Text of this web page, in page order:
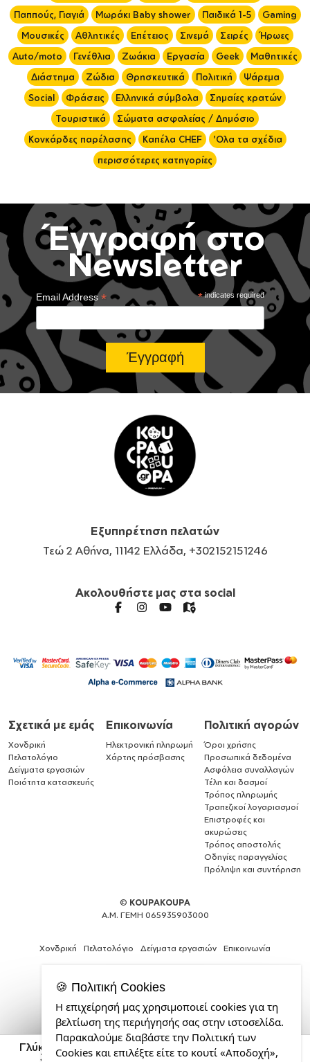
Γλύκανε λίγο, Κούπα Ανοξείδωτη διπλού τοιχώματος
300ml με καπάκι διατήρησης θερμοκρασίας
Παππούς, Γιαγιά
Μωράκι Baby shower Παιδικά 1-5
Gaming
Μουσικές
Αθλητικές Επέτειος Σινεμά Σειρές
Ήρωες
Auto/moto
Γενέθλια Ζωάκια Εργασία Geek
Μαθητικές
Διάστημα
Ζώδια Θρησκευτικά Πολιτική
Ψάρεμα
Social
Φράσεις Ελληνικά σύμβολα
Σημαίες κρατών
Τουριστικά
Σώματα ασφαλείας / Δημόσιο
Κονκάρδες παρέλασης
Καπέλα CHEF
'Ολα τα σχέδια
περισσότερες κατηγορίες
Έγγραφή στο
Newsletter
*indicates required
Email Address*
Εξυπηρέτηση πελατών
Τεώ 2 Αθήνα, 11142 Ελλάδα, +302152151246
Ακολουθήστε μας στα social
Σχετικά με εμάς
Χονδρική
Πελατολόγιο
Δείγματα εργασιών
Ποιότητα κατασκευής
Επικοινωνία
Ηλεκτρονική πληρωμή
Χάρτης πρόσβασης
Πολιτική αγορών
Όροι χρήσης
Προσωπικά δεδομένα
Ασφάλεια συναλλαγών
Τέλη και δασμοί
Τρόπος πληρωμής
Τραπεζικοί λογαριασμοί
Επιστροφές και
ακυρώσεις
Τρόπος αποστολής
Οδηγίες παραγγελίας
Πρόληψη και συντήρηση
© KOUPAKOUPA
Α.Μ. ΓΕΜΗ 065935903000
Χονδρική Πελατολόγιο Δείγματα εργασιών Επικοινωνία
Θέλεις
και
εσύ
μια
🍪 Πολιτική Cookies
Η επιχείρησή μας χρησιμοποιεί cookies για τη
βελτίωση της περιήγησής σας στην ιστοσελίδα.
Παρακαλούμε διαβάστε την Πολιτική των
Cookies και επιλέξτε είτε το κουτί «Αποδοχή»,